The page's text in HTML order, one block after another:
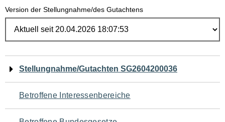
Version der Stellungnahme/des Gutachtens
Navigation
für
den
Stellungnahme/Gutachten SG2604200036
Betroffene Interessenbereiche